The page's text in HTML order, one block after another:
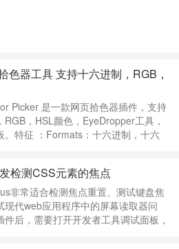
色器工具 支持十六进制，RGB，
Picker 是一款网页拾色器插件，支持
RGB，HSL颜色，EyeDropper工具，
。特征 ：Formats：十六进制，十六
提取了网页调色板此扩展非常简
单且用户友好……继续阅读 »
检测CSS元素的焦点
非常适合检测焦点重置、测试键盘焦
现代web应用程序中的屏幕读取器问
件后，需要打开开发者工具调试面板，